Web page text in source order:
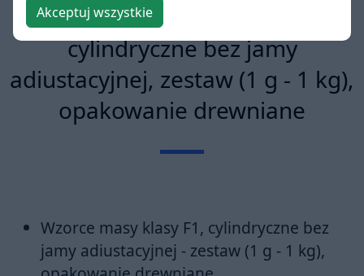
Wzorce masy klasy F1,
cylindryczne bez jamy
adiustacyjnej, zestaw (1 g - 1 kg),
opakowanie drewniane
Wzorce masy klasy F1, cylindryczne bez
jamy adiustacyjnej - zestaw (1 g - 1 kg),
Akceptuj wszystkie